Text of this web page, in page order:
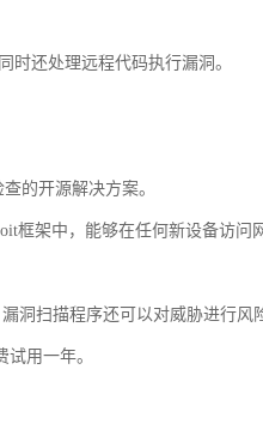
时还处理远程代码执行漏洞。
的开源解决方案。
框架中，能够在任何新设备访问
洞扫描程序还可以对威胁进行风
用一年。